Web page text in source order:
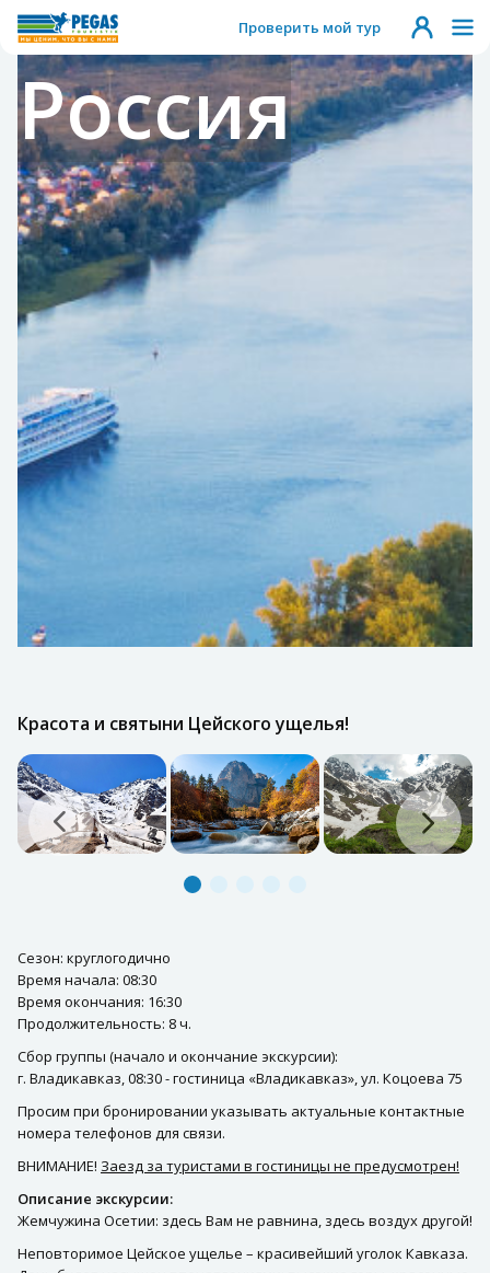
Проверить мой тур
Россия
Красота и святыни Цейского ущелья!
Сезон: круглогодично
Время начала: 08:30
Время окончания: 16:30
Продолжительность: 8 ч.
Сбор группы (начало и окончание экскурсии):
г. Владикавказ, 08:30 - гостиница «Владикавказ», ул. Коцоева 75
Просим при бронировании указывать актуальные контактные
номера телефонов для связи.
ВНИМАНИЕ! Заезд за туристами в гостиницы не предусмотрен!
Описание экскурсии:
Жемчужина Осетии: здесь Вам не равнина, здесь воздух другой!
Неповторимое Цейское ущелье – красивейший уголок Кавказа.